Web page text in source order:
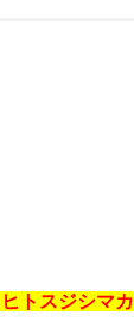
ヒトスジシマカ